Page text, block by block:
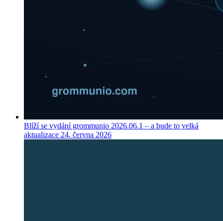
Blíží se vydání grommunio 2026.06.1 – a bude to velká
aktualizace 24. června 2026